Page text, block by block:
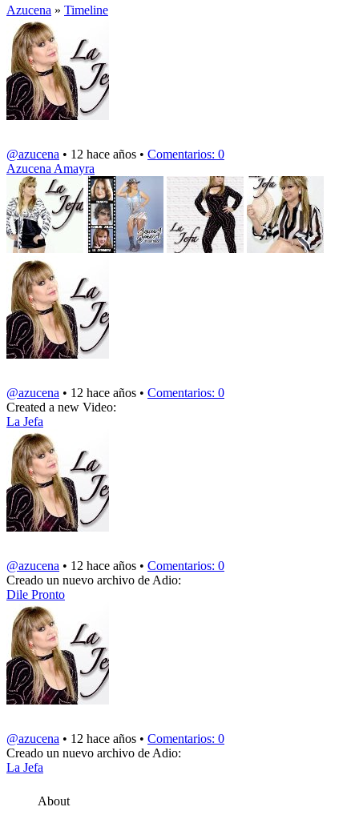
Azucena » Timeline
@azucena • 12 hace años • Comentarios: 0
Azucena Amayra
@azucena • 12 hace años • Comentarios: 0
Created a new Video:
La Jefa
@azucena • 12 hace años • Comentarios: 0
Creado un nuevo archivo de Adio:
Dile Pronto
@azucena • 12 hace años • Comentarios: 0
Creado un nuevo archivo de Adio:
La Jefa
About